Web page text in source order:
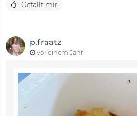
Gefällt mir
p.fraatz
vor einem Jahr